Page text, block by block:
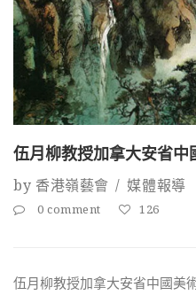
伍月柳教授加拿大安省
by 香港嶺藝會 媒體報導
0 comment 126
伍月柳教授加拿大安省中國美